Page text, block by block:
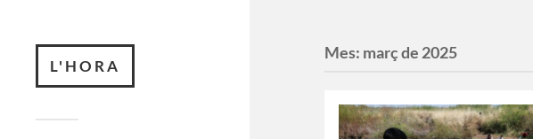
L'HORA
Mes: març de 2025